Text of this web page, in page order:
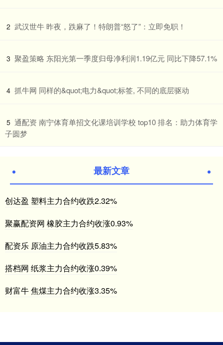
2 ​武汉世牛 昨夜，跌麻了！特朗普“怒了”：立即免职！
3 ​聚盈策略 东阳光第一季度归母净利润1.19亿元 同比下降57.1%
4 ​抓牛网 同样的&quot;电力&quot;标签, 不同的底层驱动
5 ​通配资 南宁体育单招文化课培训学校 top10 排名：助力体育学
子圆梦
最新文章
创达盈 塑料主力合约收跌2.32%
聚赢配资网 橡胶主力合约收涨0.93%
配资乐 原油主力合约收跌5.83%
搭档网 纸浆主力合约收涨0.39%
财富牛 焦煤主力合约收涨3.35%